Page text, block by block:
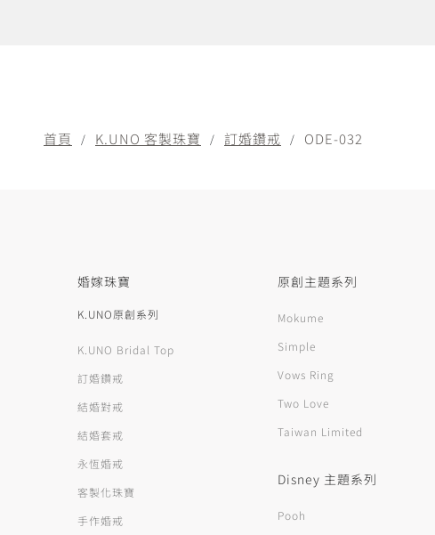
首頁 K.UNO 客製珠寶 訂婚鑽戒 ODE-032
婚嫁珠寶
K.UNO原創系列
K.UNO Bridal Top
訂婚鑽戒
結婚對戒
結婚套戒
永恆婚戒
客製化珠寶
手作婚戒
原創主題系列
Mokume
Simple
Vows Ring
Two Love
Taiwan Limited
Disney 主題系列
Pooh